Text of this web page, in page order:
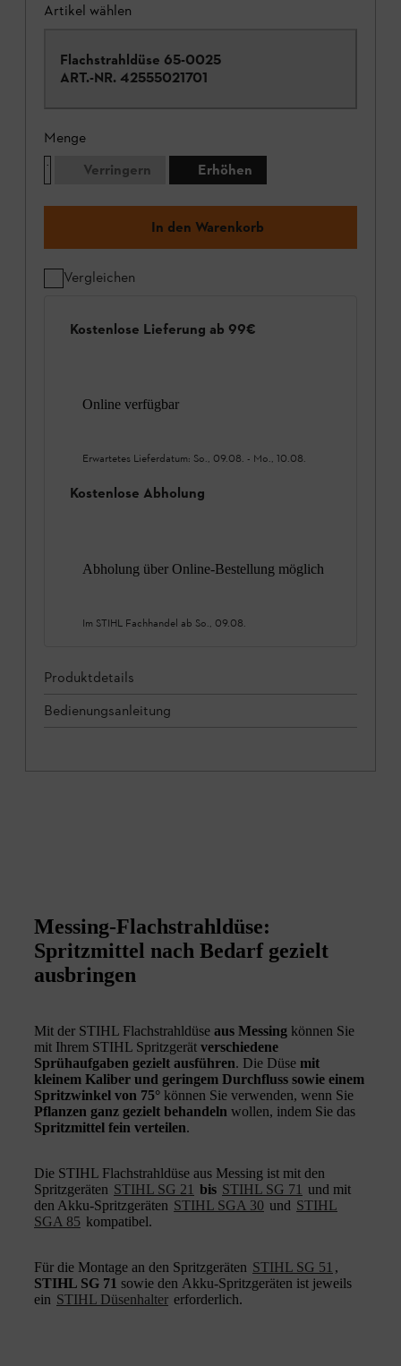
Artikel wählen
Flachstrahldüse 65-0025
ART.-NR. 42555021701
Menge
Verringern
Erhöhen
In den Warenkorb
Vergleichen
Kostenlose Lieferung ab 99€
Online verfügbar
Erwartetes Lieferdatum: So., 09.08. - Mo., 10.08.
Kostenlose Abholung
Abholung über Online-Bestellung möglich
Im STIHL Fachhandel ab So., 09.08.
Produktdetails
Bedienungsanleitung
Messing-Flachstrahldüse:
Spritzmittel nach Bedarf gezielt
ausbringen
Mit der STIHL Flachstrahldüse aus Messing können Sie
mit Ihrem STIHL Spritzgerät verschiedene
Sprühaufgaben gezielt ausführen. Die Düse mit
kleinem Kaliber und geringem Durchfluss sowie einem
Spritzwinkel von 75° können Sie verwenden, wenn Sie
Pflanzen ganz gezielt behandeln wollen, indem Sie das
Spritzmittel fein verteilen.
Die STIHL Flachstrahldüse aus Messing ist mit den
Spritzgeräten STIHL SG 21 bis STIHL SG 71 und mit
den Akku-Spritzgeräten STIHL SGA 30 und STIHL
SGA 85 kompatibel.
Für die Montage an den Spritzgeräten STIHL SG 51 ,
STIHL SG 71 sowie den Akku-Spritzgeräten ist jeweils
ein STIHL Düsenhalter erforderlich.